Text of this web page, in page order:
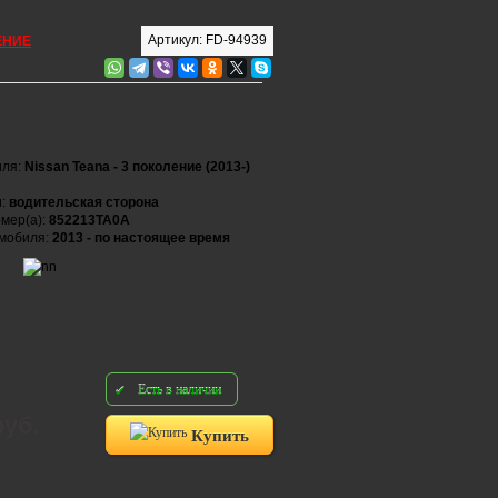
Артикул: FD-94939
Nissan Teana - 3 поколение (2013-)
водительская сторона
852213TA0A
2013 - по настоящее время
Есть в наличии
Купить